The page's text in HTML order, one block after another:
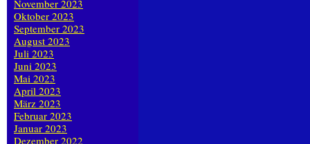
November 2023
Oktober 2023
September 2023
August 2023
Juli 2023
Juni 2023
Mai 2023
April 2023
März 2023
Februar 2023
Januar 2023
Dezember 2022